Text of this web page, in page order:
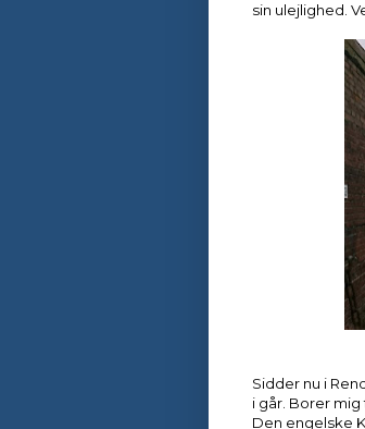
sin ulejlighed.
Sidder nu i
i går. Borer
Den engelske